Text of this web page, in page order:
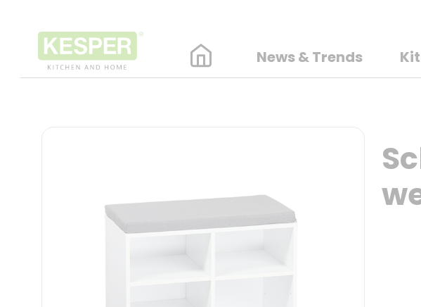
News & Trends